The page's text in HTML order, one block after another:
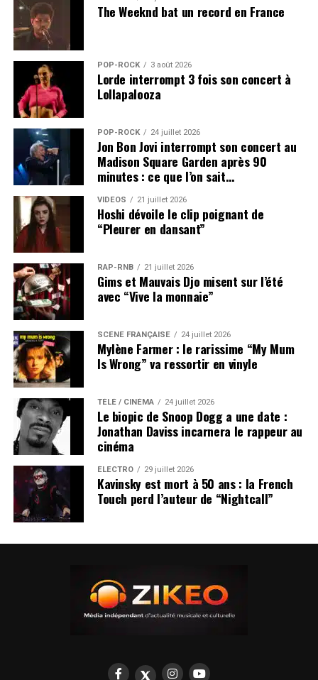
The Weeknd bat un record en France
POP-ROCK 3 août 2026
Lorde interrompt 3 fois son concert à
Lollapalooza
POP-ROCK 24 juillet 2026
Jon Bon Jovi interrompt son concert au
Madison Square Garden après 90
minutes : ce que l’on sait…
VIDEOS 21 juillet 2026
Hoshi dévoile le clip poignant de
“Pleurer en dansant”
RAP-RNB 21 juillet 2026
Gims et Mauvais Djo misent sur l’été
avec “Vive la monnaie”
SCÈNE FRANÇAISE 24 juillet 2026
Mylène Farmer : le rarissime “My Mum
Is Wrong” va ressortir en vinyle
TÉLÉ / CINÉMA 24 juillet 2026
Le biopic de Snoop Dogg a une date :
Jonathan Daviss incarnera le rappeur au
cinéma
ÉLECTRO 29 juillet 2026
Kavinsky est mort à 50 ans : la French
Touch perd l’auteur de “Nightcall”